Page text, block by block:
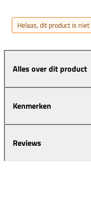
Helaas, dit product is
Alles over dit product
Kenmerken
Reviews